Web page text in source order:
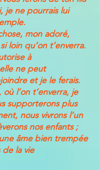
je ne pourrais lui
mon adoré,
loin qu’on t’enverra.
à
ne peut
et je le ferais.
l’on t’enverra, je
supporterons plus
nous vivrons l’un
nos enfants ;
âme bien trempée
de la vie